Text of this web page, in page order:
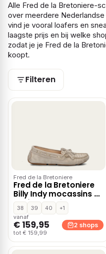
Alle Fred de la Bretoniere-
over meerdere Nederlandse
vind je vooral loafers en
laagste prijs en bij welke
zodat je je Fred de la
koopt.
Filteren
Fred de la Bretoniere
Fred de la Bretoniere
Billy Indy mocassins &
loafers – Beige
38 39 40
+1
vanaf
€ 159,95
tot € 159,99
2 shops